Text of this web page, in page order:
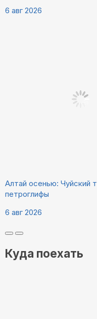
6 авг 2026
Алтай осенью: Чуйский
петроглифы
6 авг 2026
Куда поехать